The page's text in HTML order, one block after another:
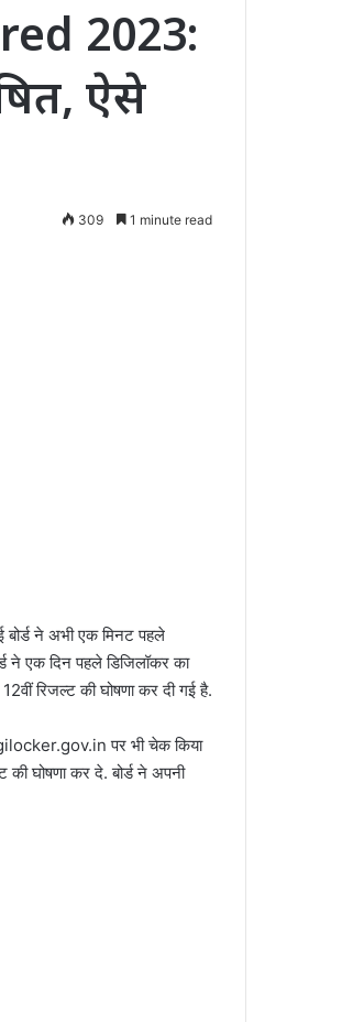
2023:
ऐसे
309 1 minute read
बोर्ड ने अभी एक मिनट पहले
ने एक दिन पहले डिजिलॉकर का
12वीं रिजल्ट की घोषणा कर दी गई है.
पर भी चेक किया
की घोषणा कर दे. बोर्ड ने अपनी